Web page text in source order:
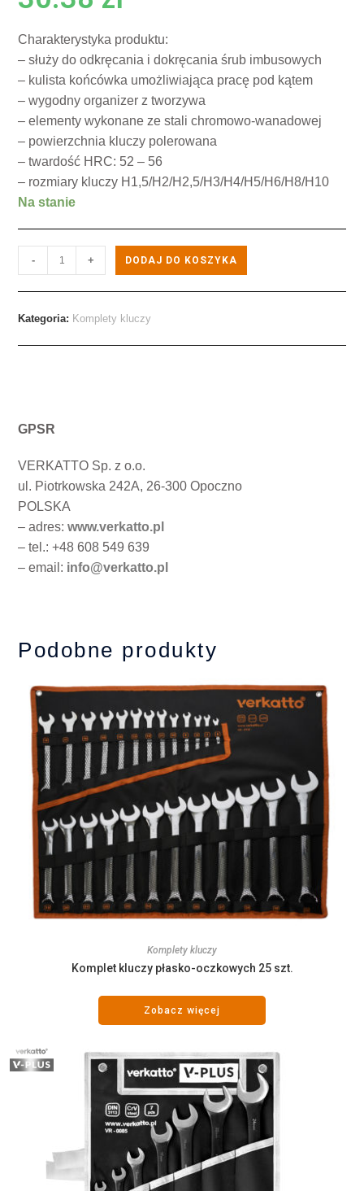
Charakterystyka produktu:
– służy do odkręcania i dokręcania śrub imbusowych
– kulista końcówka umożliwiająca pracę pod kątem
– wygodny organizer z tworzywa
– elementy wykonane ze stali chromowo-wanadowej
– powierzchnia kluczy polerowana
– twardość HRC: 52 – 56
– rozmiary kluczy H1,5/H2/H2,5/H3/H4/H5/H6/H8/H10
Na stanie
- + DODAJ DO KOSZYKA
Kategoria: Komplety kluczy
GPSR
VERKATTO Sp. z o.o.
ul. Piotrkowska 242A, 26-300 Opoczno
POLSKA
– adres:www.verkatto.pl
– tel.: +48 608 549 639
– email: info@verkatto.pl
Podobne produkty
Komplety kluczy
Komplet kluczy płasko-oczkowych 25 szt.
Zobacz więcej